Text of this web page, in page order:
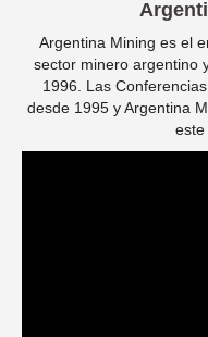
Argentina Mining es el
sector minero argentino
1996. Las
desde 1995 y Argentina
este